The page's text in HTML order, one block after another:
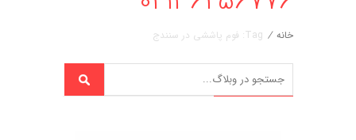
خانه / Tag: فوم پاششی در سنندج